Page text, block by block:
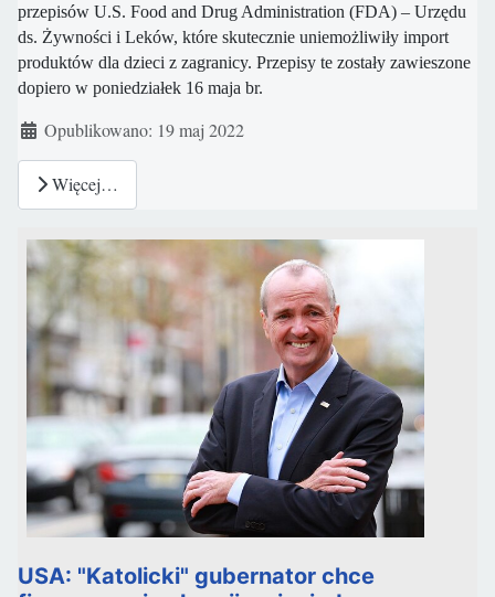
przepisów U.S. Food and Drug Administration (FDA) – Urzędu
ds. Żywności i Leków, które skutecznie uniemożliwiły import
produktów dla dzieci z zagranicy. Przepisy te zostały zawieszone
dopiero w poniedziałek 16 maja br.
Szczegóły
Opublikowano: 19 maj 2022
Więcej…
USA: "Katolicki" gubernator chce